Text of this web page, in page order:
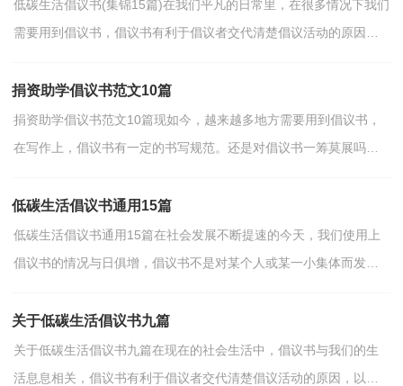
低碳生活倡议书(集锦15篇)在我们平凡的日常里，在很多情况下我们
需要用到倡议书，倡议书有利于倡议者交代清楚倡议活动的原因，
捐资助学倡议书范文10篇
捐资助学倡议书范文10篇现如今，越来越多地方需要用到倡议书，
在写作上，倡议书有一定的书写规范。还是对倡议书一筹莫展吗？
低碳生活倡议书通用15篇
低碳生活倡议书通用15篇在社会发展不断提速的今天，我们使用上
倡议书的情况与日俱增，倡议书不是对某个人或某一小集体而发
关于低碳生活倡议书九篇
关于低碳生活倡议书九篇在现在的社会生活中，倡议书与我们的生
活息息相关，倡议书有利于倡议者交代清楚倡议活动的原因，以及